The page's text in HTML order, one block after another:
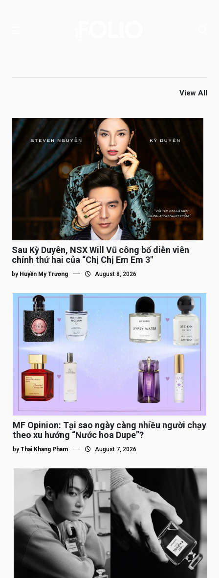
View All
Sau Kỳ Duyên, NSX Will Vũ công bố diễn viên
chính thứ hai của “Chị Chị Em Em 3″
by Huyền My Trương August 8, 2026
MF Opinion: Tại sao ngày càng nhiều người chạy
theo xu hướng “Nước hoa Dupe”?
by Thai Khang Pham August 7, 2026